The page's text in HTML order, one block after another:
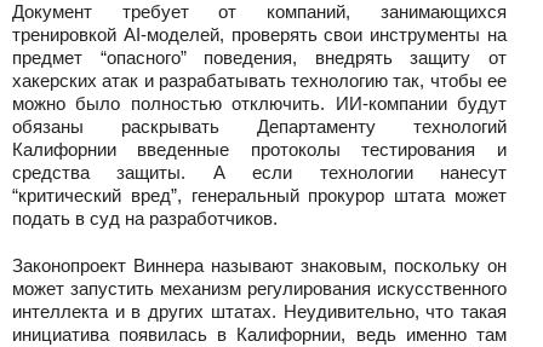
Документ требует от компаний, занимающихся
тренировкой AI-моделей, проверять свои инструменты на
предмет “опасного” поведения, внедрять защиту от
хакерских атак и разрабатывать технологию так, чтобы ее
можно было полностью отключить. ИИ-компании будут
обязаны раскрывать Департаменту технологий
Калифорнии введенные протоколы тестирования и
средства защиты. А если технологии нанесут
“критический вред”, генеральный прокурор штата может
подать в суд на разработчиков.
Законопроект Виннера называют знаковым, поскольку он
может запустить механизм регулирования искусственного
интеллекта и в других штатах. Неудивительно, что такая
инициатива появилась в Калифорнии, ведь именно там